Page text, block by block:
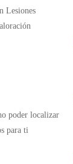
Lesiones
poder localizar
para ti